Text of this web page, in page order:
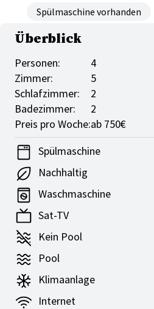
Spülmaschine vorhanden
Überblick
Personen:
4
Zimmer:
5
Schlafzimmer:
2
Badezimmer:
2
Preis pro Woche:ab 750€
Spülmaschine
Nachhaltig
Waschmaschine
Sat-TV
Kein Pool
Pool
Klimaanlage
Internet